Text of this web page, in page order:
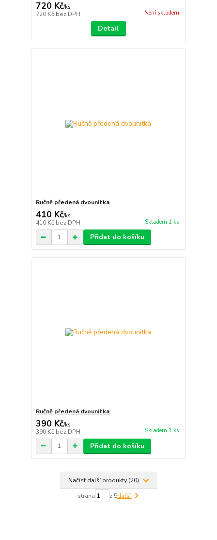
720 Kč/ks
720 Kč bez DPH Není skladem
Detail
Ručně předená dvounitka
410 Kč/ks
410 Kč bez DPH Skladem 1 ks
Přidat do košíku
Ručně předená dvounitka
390 Kč/ks
390 Kč bez DPH Skladem 1 ks
Přidat do košíku
Načíst další produkty (20)
strana z 5další